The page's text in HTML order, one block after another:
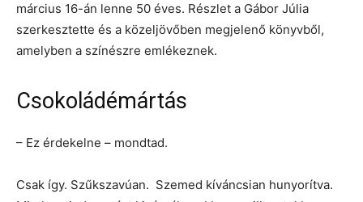
március 16-án lenne 50 éves. Részlet a Gábor Júlia
szerkesztette és a közeljövőben megjelenő könyvből,
amelyben a színészre emlékeznek.
Csokoládémártás
– Ez érdekelne – mondtad.
Csak így. Szűkszavúan. Szemed kíváncsian hunyorítva.